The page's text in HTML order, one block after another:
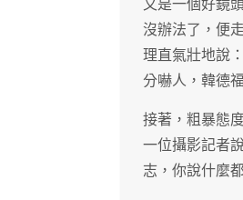
又是一個好鏡
沒辦法了，便
理直氣壯地說
分嚇人，韓德
接著，粗暴態
一位攝影記者
志，你說什麼